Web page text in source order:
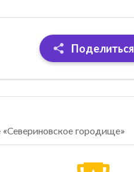
Поделиться
городище»